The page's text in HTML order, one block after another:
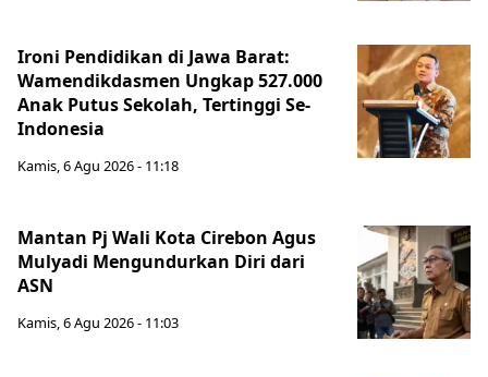
Ironi Pendidikan di Jawa Barat:
Wamendikdasmen Ungkap 527.000
Anak Putus Sekolah, Tertinggi Se-
Indonesia
Kamis, 6 Agu 2026 - 11:18
Mantan Pj Wali Kota Cirebon Agus
Mulyadi Mengundurkan Diri dari
ASN
Kamis, 6 Agu 2026 - 11:03